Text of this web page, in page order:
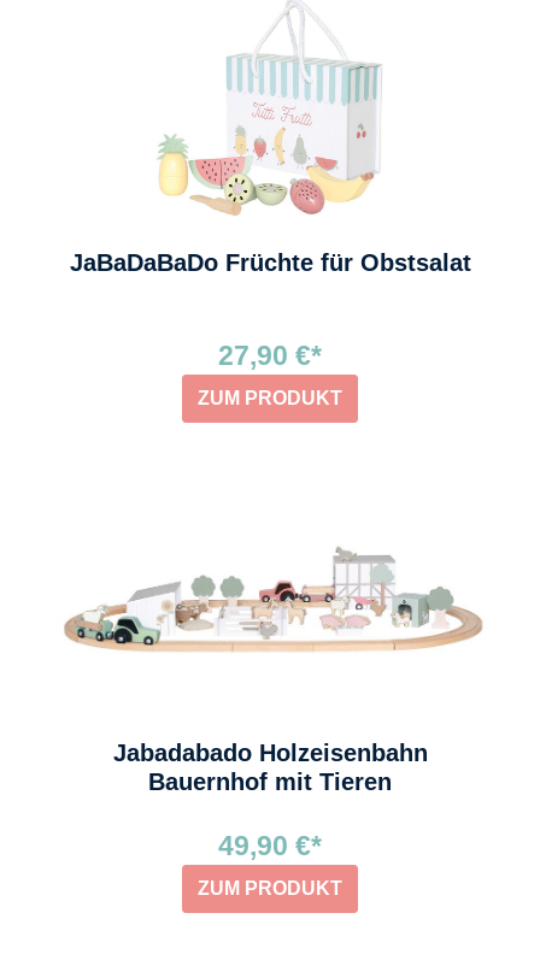
JaBaDaBaDo Früchte für Obstsalat
27,90 €*
ZUM PRODUKT
Jabadabado Holzeisenbahn
Bauernhof mit Tieren
49,90 €*
ZUM PRODUKT